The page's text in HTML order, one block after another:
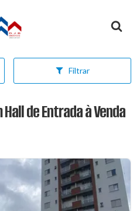
inicial
Filtrar
de Entrada à Venda